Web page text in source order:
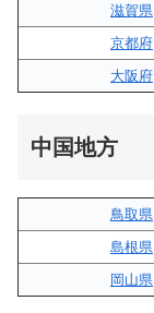
滋賀県
京都府
大阪府
中国地方
鳥取県
島根県
岡山県